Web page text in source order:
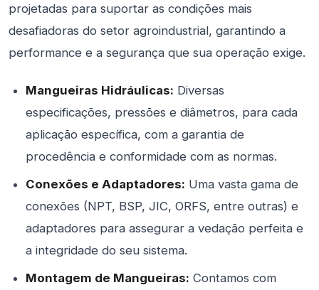
projetadas para suportar as condições mais
desafiadoras do setor agroindustrial, garantindo a
performance e a segurança que sua operação exige.
Mangueiras Hidráulicas: Diversas
especificações, pressões e diâmetros, para cada
aplicação específica, com a garantia de
procedência e conformidade com as normas.
Conexões e Adaptadores: Uma vasta gama de
conexões (NPT, BSP, JIC, ORFS, entre outras) e
adaptadores para assegurar a vedação perfeita e
a integridade do seu sistema.
Montagem de Mangueiras: Contamos com